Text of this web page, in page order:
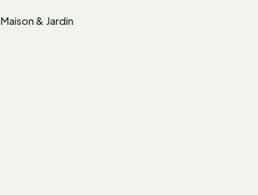
Maison & Jardin